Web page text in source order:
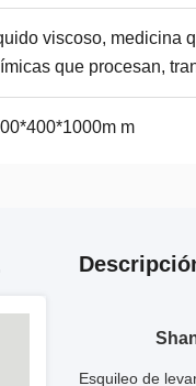
viscoso, medicina
que procesan,
m
Esquileo de